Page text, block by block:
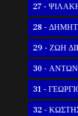
27 -
28 -
29 - ΖΩΗ
30 -
31 -
32 -